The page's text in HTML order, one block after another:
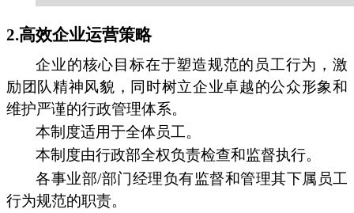
2.高效企业运营策略
企业的核心目标在于塑造规范的员工行为，激
励团队精神风貌，同时树立企业卓越的公众形象和
维护严谨的行政管理体系。
本制度适用于全体员工。
本制度由行政部全权负责检查和监督执行。
各事业部/部门经理负有监督和管理其下属员工
行为规范的职责。